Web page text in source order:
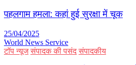
पहलगाम हमला: कहां हुई सुरक्षा में चूक
25/04/2025
World News Service
टॉप न्यूज संपादक की पसंद संपादकीय